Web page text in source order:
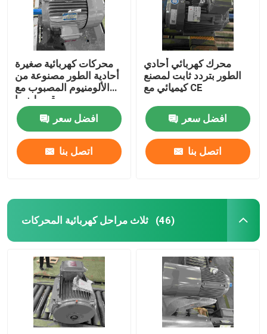
محركات كهربائية صغيرة
أحادية الطور مصنوعة من
الألومنيوم المصبوب مع
قسط نيما
افضل سعر
اتصل بنا
محرك كهربائي أحادي
الطور بتردد ثابت لمصنع
كيميائي مع CE
افضل سعر
اتصل بنا
ثلاث مراحل كهربائية المحركات (46)